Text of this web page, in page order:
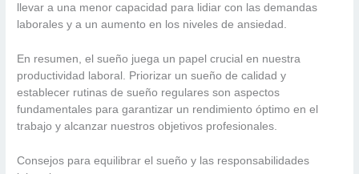
llevar a una menor capacidad para lidiar con las demandas
laborales y a un aumento en los niveles de ansiedad.
En resumen, el sueño juega un papel crucial en nuestra
productividad laboral. Priorizar un sueño de calidad y
establecer rutinas de sueño regulares son aspectos
fundamentales para garantizar un rendimiento óptimo en el
trabajo y alcanzar nuestros objetivos profesionales.
Consejos para equilibrar el sueño y las responsabilidades